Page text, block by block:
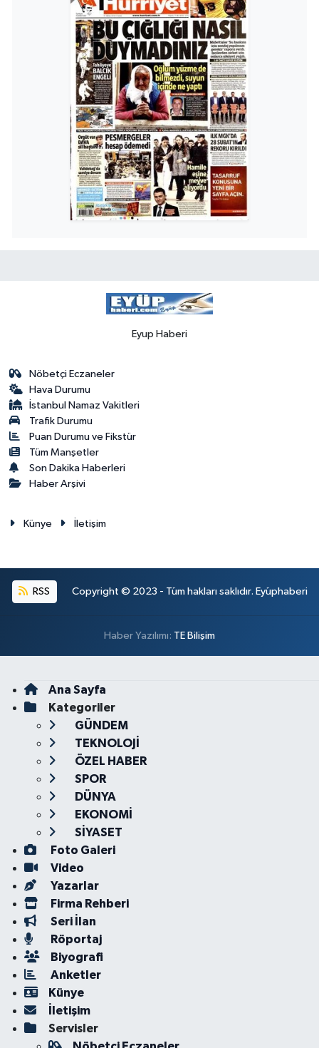
Eyup Haberi
Nöbetçi Eczaneler
Hava Durumu
İstanbul Namaz Vakitleri
Trafik Durumu
Puan Durumu ve Fikstür
Tüm Manşetler
Son Dakika Haberleri
Haber Arşivi
Künye İletişim
RSS Copyright © 2023 - Tüm hakları saklıdır. Eyüphaberi
Haber Yazılımı: TE Bilişim
Ana Sayfa
Kategoriler
GÜNDEM
TEKNOLOJİ
ÖZEL HABER
SPOR
DÜNYA
EKONOMİ
SİYASET
Foto Galeri
Video
Yazarlar
Firma Rehberi
Seri İlan
Röportaj
Biyografi
Anketler
Künye
İletişim
Servisler